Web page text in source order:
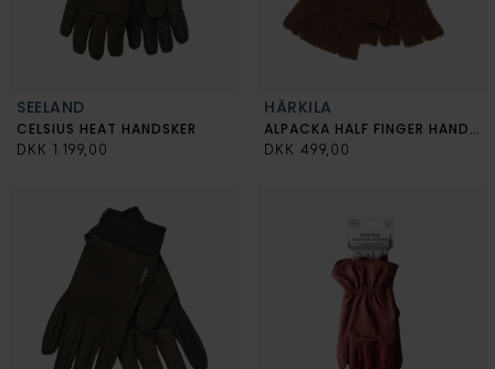
SEELAND
CELSIUS HEAT HANDSKER
DKK 1.199,00
HÄRKILA
ALPACKA HALF FINGER HANDSKE
DKK 499,00